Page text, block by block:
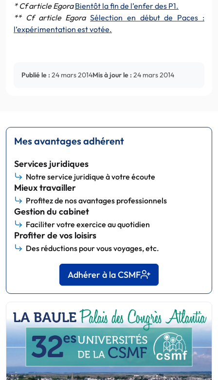
* Cf article Egora Bientôt la fin de l’enfer des P1.
** Cf article EgoraSélection en début de Paces :
l’expérimentation est votée.
Publié le : 24 mars 2014Mis à jour le : 24 mars 2014
Mes avantages adhérent
Services juridiques
Notre service juridique à votre écoute
Mieux travailler
Profitez de nos avantages professionnels
Gestion du cabinet
Faciliter votre exercice au quotidien
Profiter de vos loisirs
Des réductions pour vous voyages, etc.
Adhérer à la CSMF